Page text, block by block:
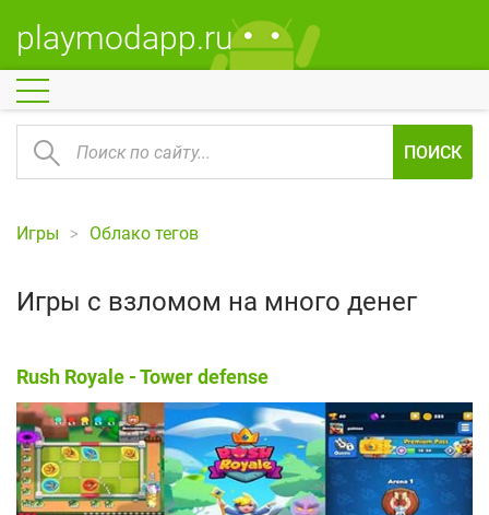
playmodapp.ru
ПОИСК
Игры Облако тегов
Игры с взломом на много денег
Rush Royale - Tower defense